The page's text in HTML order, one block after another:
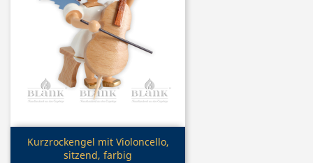
Vorschau
Kurzrockengel mit Violoncello,
sitzend, farbig